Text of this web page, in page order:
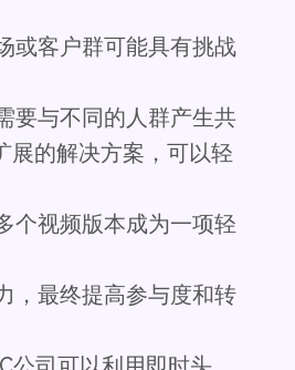
或客户群可能具有挑战
要与不同的人群产生共
展的解决方案，可以轻
个视频版本成为一项轻
，最终提高参与度和转